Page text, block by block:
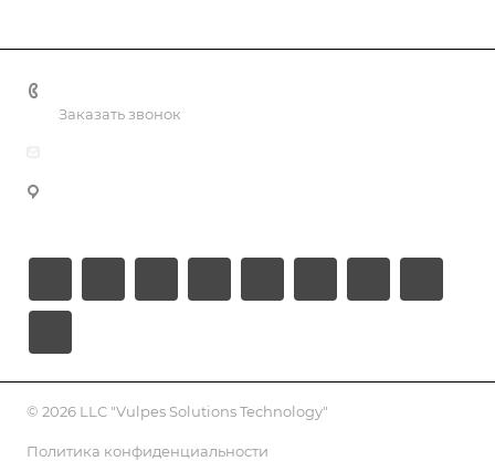
Заказать звонок
© 2026 LLC "Vulpes Solutions Technology"
Политика конфиденциальности